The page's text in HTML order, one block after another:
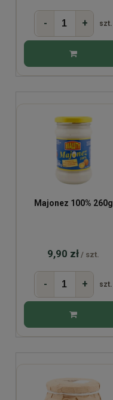
- + szt.
Majonez 100% 260g
9,90 zł / szt.
- + szt.